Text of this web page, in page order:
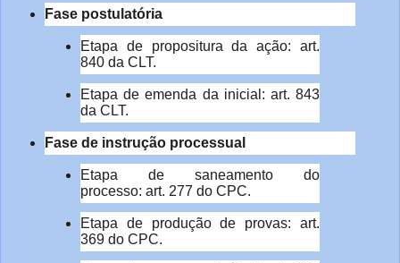
Fase postulatória
Etapa de propositura da ação: art.
840 da CLT.
Etapa de emenda da inicial: art. 843
da CLT.
Fase de instrução processual
Etapa de saneamento do
processo: art. 277 do CPC.
Etapa de produção de provas: art.
369 do CPC.